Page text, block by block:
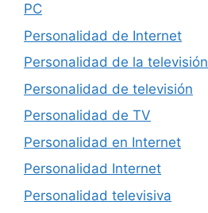
PC
Personalidad de Internet
Personalidad de la televisión
Personalidad de televisión
Personalidad de TV
Personalidad en Internet
Personalidad Internet
Personalidad televisiva